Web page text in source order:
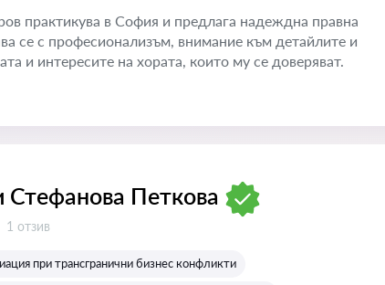
практикува в София и предлага надеждна правна
се с професионализъм, внимание към детайлите и
и интересите на хората, които му се доверяват.
Стефанова Петкова
Отзиви:
1 отзив
при трансгранични бизнес конфликти